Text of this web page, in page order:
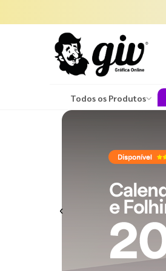
Todos os Produtos
Previous